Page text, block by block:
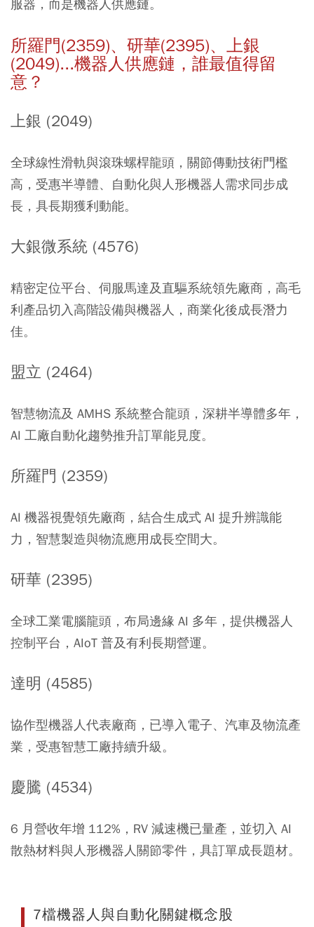
服器，而是機器人供應鏈。
所羅門(2359)、研華(2395)、上銀
(2049)...機器人供應鏈，誰最值得留
意？
上銀 (2049)
全球線性滑軌與滾珠螺桿龍頭，關節傳動技術門檻
高，受惠半導體、自動化與人形機器人需求同步成
長，具長期獲利動能。
大銀微系統 (4576)
精密定位平台、伺服馬達及直驅系統領先廠商，高毛
利產品切入高階設備與機器人，商業化後成長潛力
佳。
盟立 (2464)
智慧物流及 AMHS 系統整合龍頭，深耕半導體多年，
AI 工廠自動化趨勢推升訂單能見度。
所羅門 (2359)
AI 機器視覺領先廠商，結合生成式 AI 提升辨識能
力，智慧製造與物流應用成長空間大。
研華 (2395)
全球工業電腦龍頭，布局邊緣 AI 多年，提供機器人
控制平台，AIoT 普及有利長期營運。
達明 (4585)
協作型機器人代表廠商，已導入電子、汽車及物流產
業，受惠智慧工廠持續升級。
慶騰 (4534)
6 月營收年增 112%，RV 減速機已量產，並切入 AI
散熱材料與人形機器人關節零件，具訂單成長題材。
7檔機器人與自動化關鍵概念股